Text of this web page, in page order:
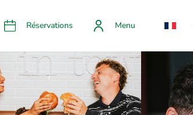
Réservations Menu